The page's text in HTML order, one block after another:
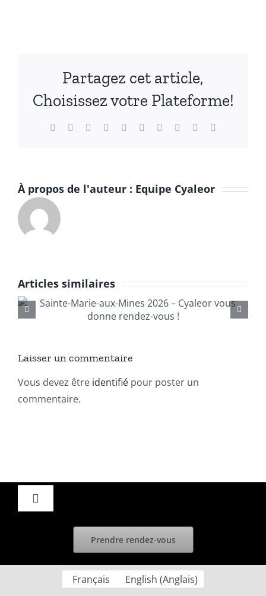
Partagez cet article,
Choisissez votre Plateforme!
Facebook Reddit LinkedInWhatsApp
TumblrPinterest Xing
À propos de l'auteur : Equipe Cyaleor
Articles similaires
—Bourse
InternationaleMinéraux,
Bruxelles 2025—
Laisser un commentaire
Vous devez être identifié pour poster un
commentaire.
Toggle
Actualités
Prendre rendez-vous
Français English (Anglais)